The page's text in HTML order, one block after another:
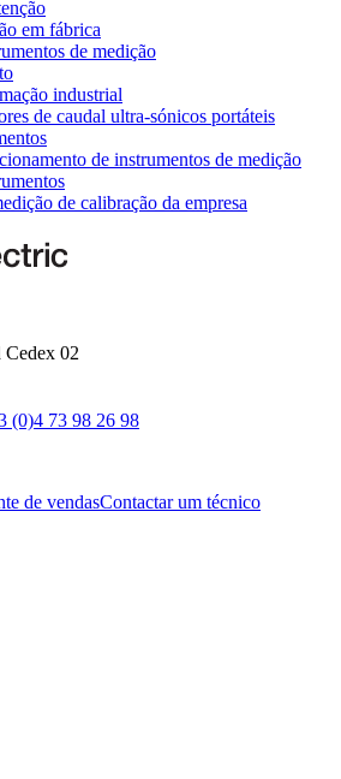
em fábrica
de medição
industrial
de caudal ultra-sónicos portáteis
de instrumentos de medição
de calibração da empresa
Cedex 02
(0)4 73 98 26 98
de vendasContactar um técnico